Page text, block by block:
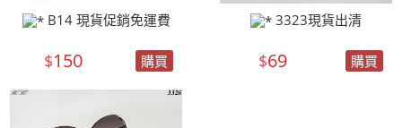
B14 現貨促銷免運費
$150 購買
3323現貨出清
$69 購買